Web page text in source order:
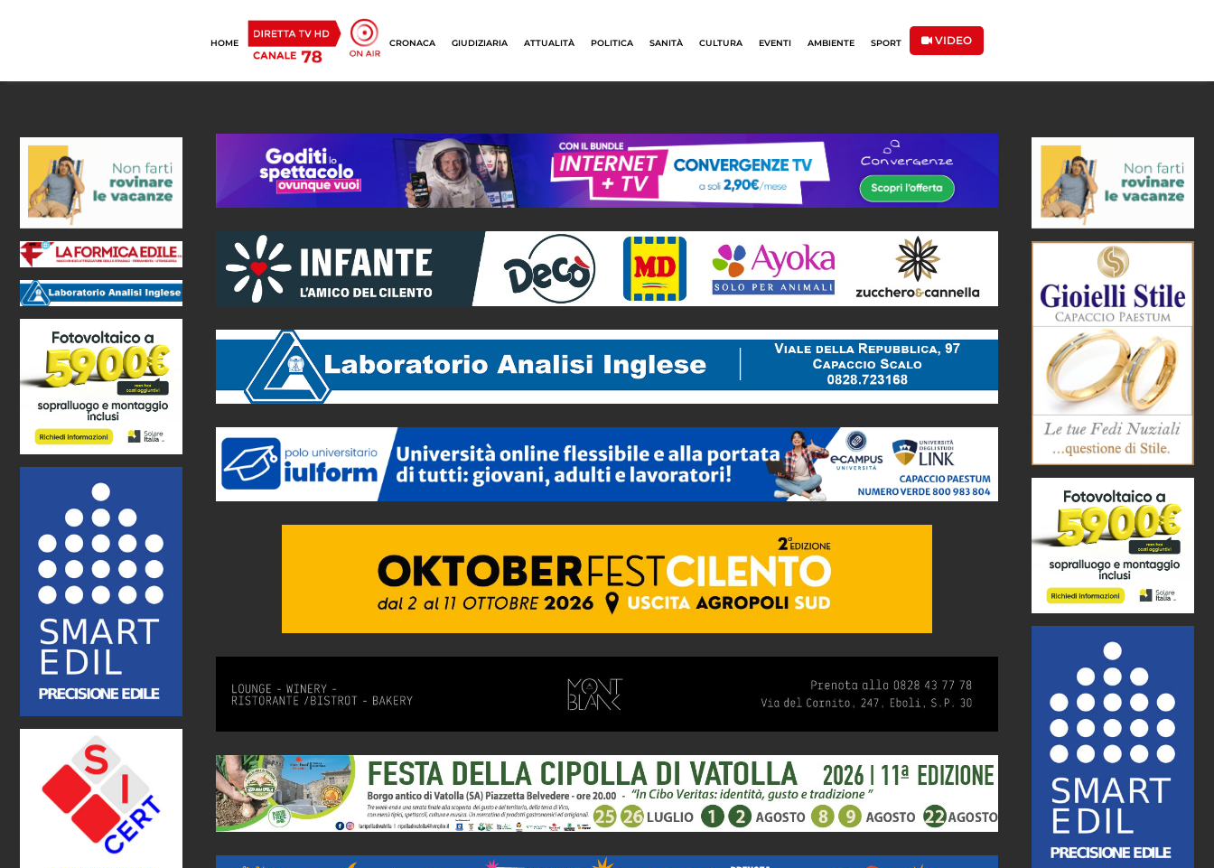
HOME CRONACA GIUDIZIARIA ATTUALITÀ POLITICA SANITÀ CULTURA EVENTI AMBIENTE SPORT VIDEO